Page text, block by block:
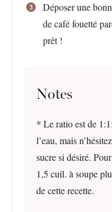
Déposer une
de café fouetté
prêt !
Notes
* Le ratio est de
l’eau, mais
sucre si désiré.
1,5 cuil. à soupe
de cette recette.